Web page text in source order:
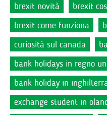
brexit novità
brexit
brexit come funziona
curiosità sul canada
bank holidays in regno
bank holiday in
exchange student in